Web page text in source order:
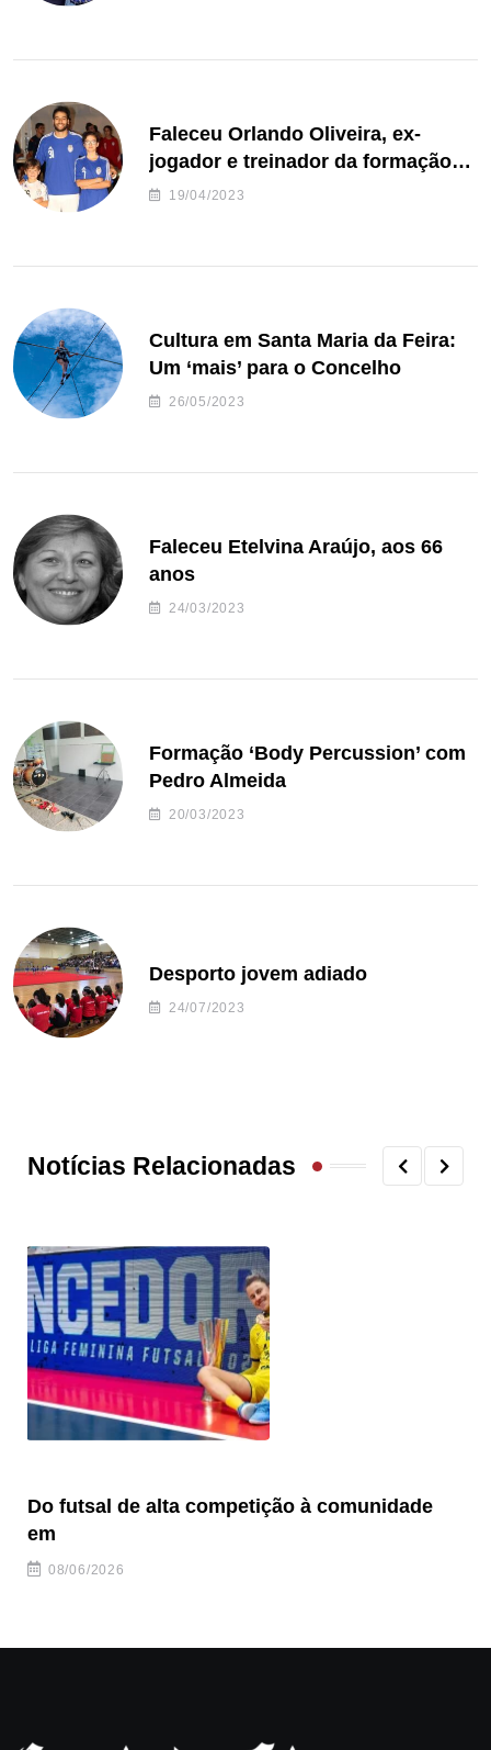
Faleceu Orlando Oliveira, ex-
jogador e treinador da formação
de andebol do Feirense
19/04/2023
Cultura em Santa Maria da Feira:
Um ‘mais’ para o Concelho
26/05/2023
Faleceu Etelvina Araújo, aos 66
anos
24/03/2023
Formação ‘Body Percussion’ com
Pedro Almeida
20/03/2023
Desporto jovem adiado
24/07/2023
Notícias Relacionadas
Do futsal de alta competição à comunidade
em
08/06/2026